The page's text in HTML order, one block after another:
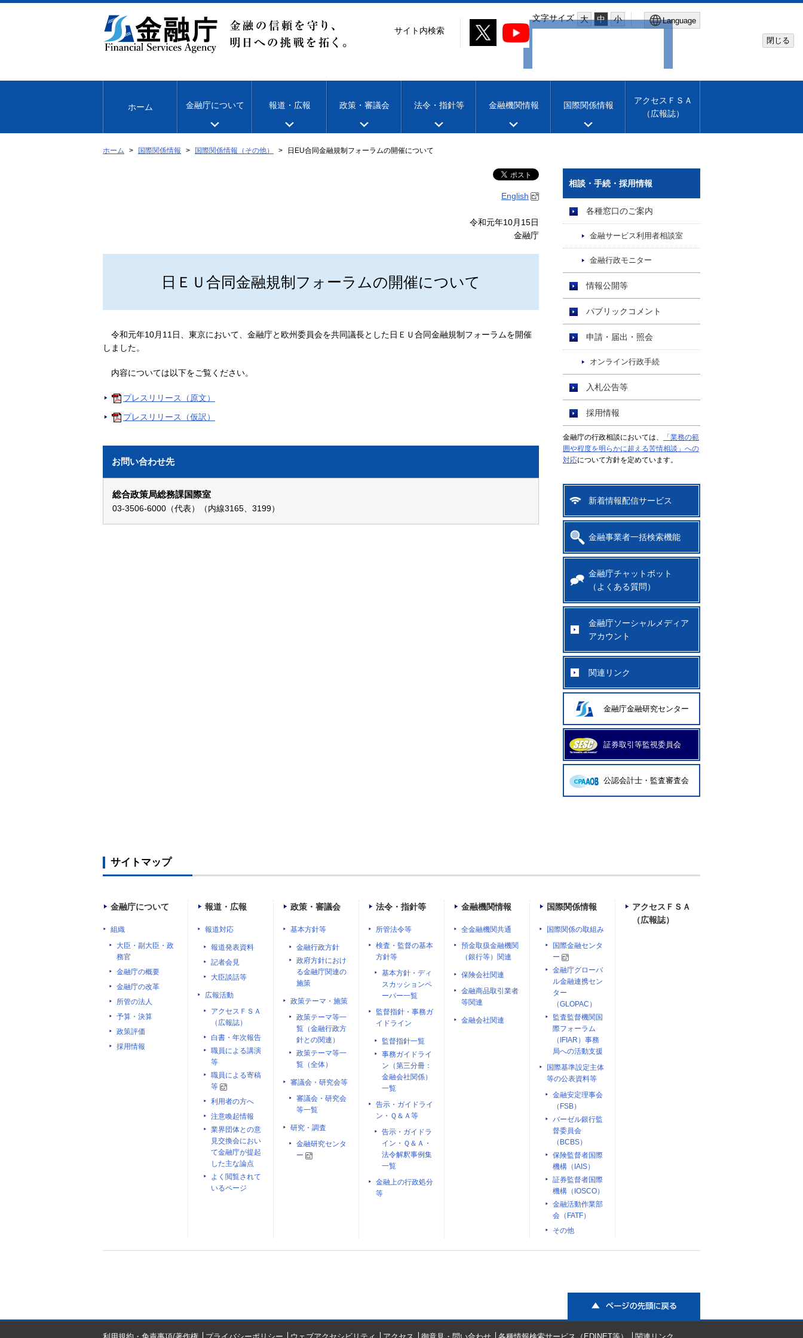
文
移
文字サイズ 大 中 小 Language
Machine translation
閉じる
サイト内検索
ホーム 金融庁について 報道・広報 政策・審議会 法令・指針等 金融機関情報 国際関係情報
アクセスＦＳＡ
（広報誌）
ホーム 国際関係情報 国際関係情報（その他） 日EU合同金融規制フォーラムの開催について
English
令和元年10月15日
金融庁
日ＥＵ合同金融規制フォーラムの開催について
令和元年10月11日、東京において、金融庁と欧州委員会を共同議長とした日ＥＵ合同金融規制フォーラムを開催
しました。
内容については以下をご覧ください。
プレスリリース（原文）
プレスリリース（仮訳）
お問い合わせ先
総合政策局総務課国際室
03-3506-6000（代表）（内線3165、3199）
相談・手続・採用情報
各種窓口のご案内
金融サービス利用者相談室
金融行政モニター
情報公開等
パブリックコメント
申請・届出・照会
オンライン行政手続
入札公告等
採用情報
金融庁の行政相談においては、
「業務の範
囲や程度を明らかに超える苦情相談」への
対応について方針を定めています。
新着情報配信サービス
金融事業者一括検索機能
金融庁チャットボット
（よくある質問）
金融庁ソーシャルメディア
アカウント
関連リンク
金融庁金融研究センター
証券取引等監視委員会
公認会計士・監査審査会
サイトマップ
金融庁について
組織
大臣・副大臣・政
務官
金融庁の概要
金融庁の改革
所管の法人
予算・決算
政策評価
採用情報
報道・広報
報道対応
報道発表資料
記者会見
大臣談話等
広報活動
アクセスＦＳＡ
（広報誌）
白書・年次報告
職員による講演
等
職員による寄稿
等
利用者の方へ
注意喚起情報
業界団体との意
見交換会におい
て金融庁が提起
した主な論点
よく閲覧されて
いるページ
政策・審議会
基本方針等
金融行政方針
政府方針におけ
る金融庁関連の
施策
政策テーマ・施策
政策テーマ等一
覧（金融行政方
針との関連）
政策テーマ等一
覧（全体）
審議会・研究会等
審議会・研究会
等一覧
研究・調査
金融研究センタ
ー
法令・指針等
所管法令等
検査・監督の基本
方針等
基本方針・ディ
スカッションペ
ーパー一覧
監督指針・事務ガ
イドライン
監督指針一覧
事務ガイドライ
ン（第三分冊：
金融会社関係）
一覧
告示・ガイドライ
ン・Ｑ＆Ａ等
告示・ガイドラ
イン・Ｑ＆Ａ・
法令解釈事例集
一覧
金融上の行政処分
等
金融機関情報
全金融機関共通
預金取扱金融機関
（銀行等）関連
保険会社関連
金融商品取引業者
等関連
金融会社関連
国際関係情報
国際関係の取組み
国際金融センタ
ー
金融庁グローバ
ル金融連携セン
ター
（GLOPAC）
監査監督機関国
際フォーラム
（IFIAR）事務
局への活動支援
国際基準設定主体
等の公表資料等
金融安定理事会
（FSB）
バーゼル銀行監
督委員会
（BCBS）
保険監督者国際
機構（IAIS）
証券監督者国際
機構（IOSCO）
金融活動作業部
会（FATF）
その他
アクセスＦＳＡ
（広報誌）